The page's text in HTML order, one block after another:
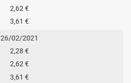
2,62 €
3,61 €
26/02/2021
2,28 €
2,62 €
3,61 €